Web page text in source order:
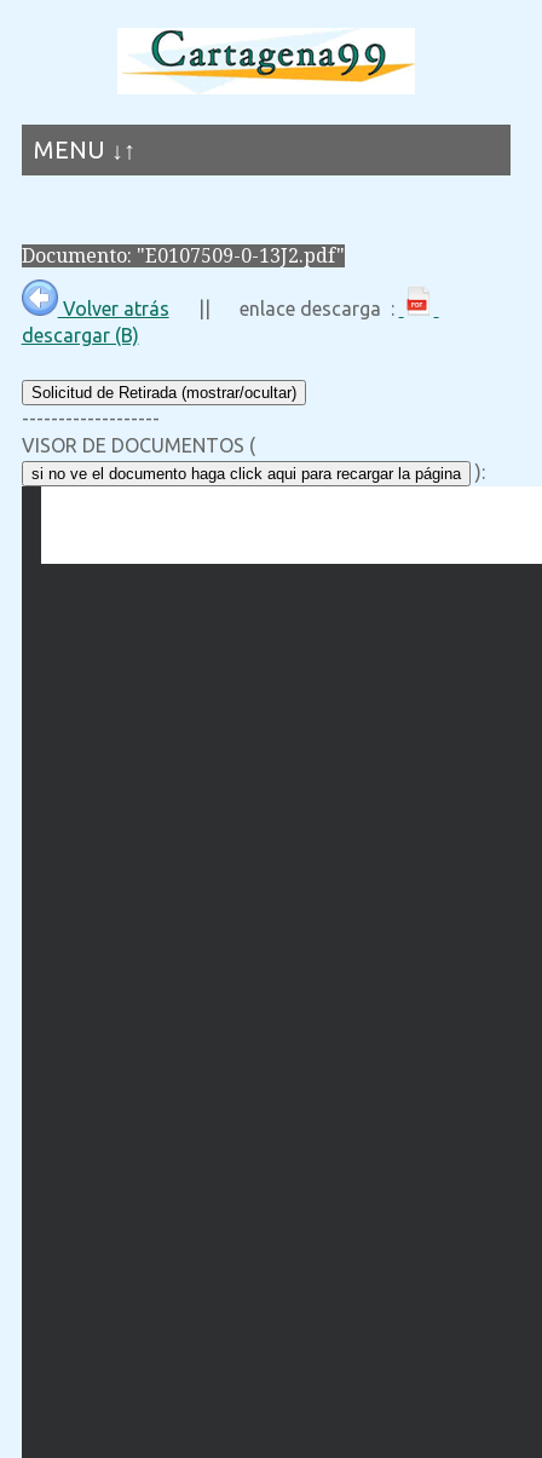
MENU ↓↑
Documento: "E0107509-0-13J2.pdf"
Volver atrás || enlace descarga :
descargar (B)
Solicitud de Retirada (mostrar/ocultar)
-------------------
VISOR DE DOCUMENTOS (
si no ve el documento haga click aqui para recargar la página ):